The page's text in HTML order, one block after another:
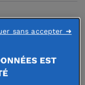
la
desEST
sans accepter ➜